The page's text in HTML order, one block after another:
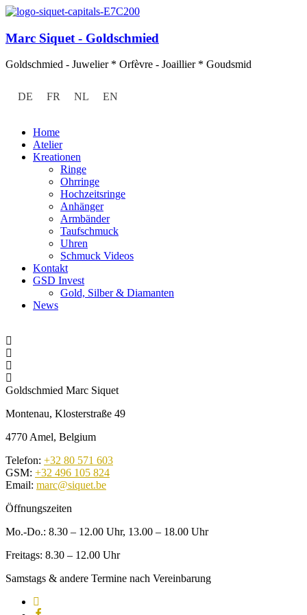
Marc Siquet - Goldschmied
Goldschmied - Juwelier * Orfèvre - Joaillier * Goudsmid
DE FR NL EN
Home
Atelier
Kreationen
Ringe
Ohrringe
Hochzeitsringe
Anhänger
Armbänder
Taufschmuck
Uhren
Schmuck Videos
Kontakt
GSD Invest
Gold, Silber & Diamanten
News
Goldschmied Marc Siquet
Montenau, Klosterstraße 49
4770 Amel, Belgium
Telefon: +32 80 571 603
GSM: +32 496 105 824
Email: marc@siquet.be
Öffnungszeiten
Mo.-Do.: 8.30 – 12.00 Uhr, 13.00 – 18.00 Uhr
Freitags: 8.30 – 12.00 Uhr
Samstags & andere Termine nach Vereinbarung